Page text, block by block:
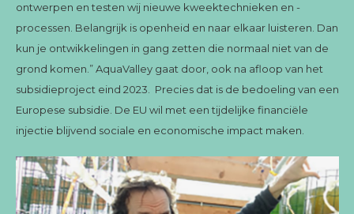
ontwerpen en testen wij nieuwe kweektechnieken en -
processen. Belangrijk is openheid en naar elkaar luisteren. Dan
kun je ontwikkelingen in gang zetten die normaal niet van de
grond komen.” AquaValley gaat door, ook na afloop van het
subsidieproject eind 2023. Precies dat is de bedoeling van een
Europese subsidie. De EU wil met een tijdelijke financiële
injectie blijvend sociale en economische impact maken.